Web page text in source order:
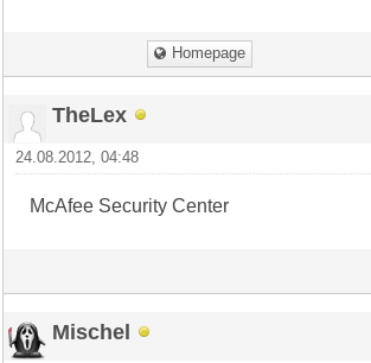
Homepage
TheLex
24.08.2012, 04:48
McAfee Security Center
Mischel